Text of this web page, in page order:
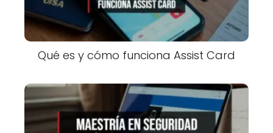
Qué es y cómo funciona Assist Card